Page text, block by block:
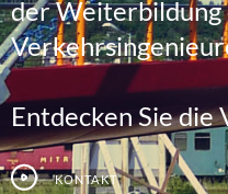
der Weiterbildung
Entdecken Sie die
Kontakt